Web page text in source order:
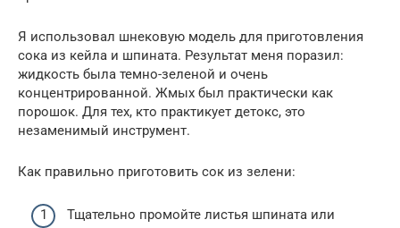
Я использовал шнековую модель для приготовления
сока из кейла и шпината. Результат меня поразил:
жидкость была темно-зеленой и очень
концентрированной. Жмых был практически как
порошок. Для тех, кто практикует детокс, это
незаменимый инструмент.
Как правильно приготовить сок из зелени:
Тщательно промойте листья шпината или